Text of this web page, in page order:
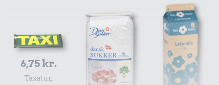
6,75 kr.
Taxatur,